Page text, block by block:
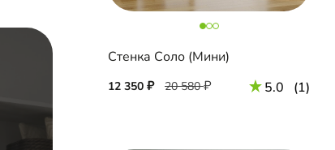
Стенка Соло (Мини)
12 350 20 580 5.0 (1)